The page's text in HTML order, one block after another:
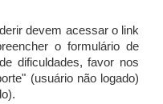
devem acessar o link
o formulário de
dificuldades, favor nos
(usuário não logado)